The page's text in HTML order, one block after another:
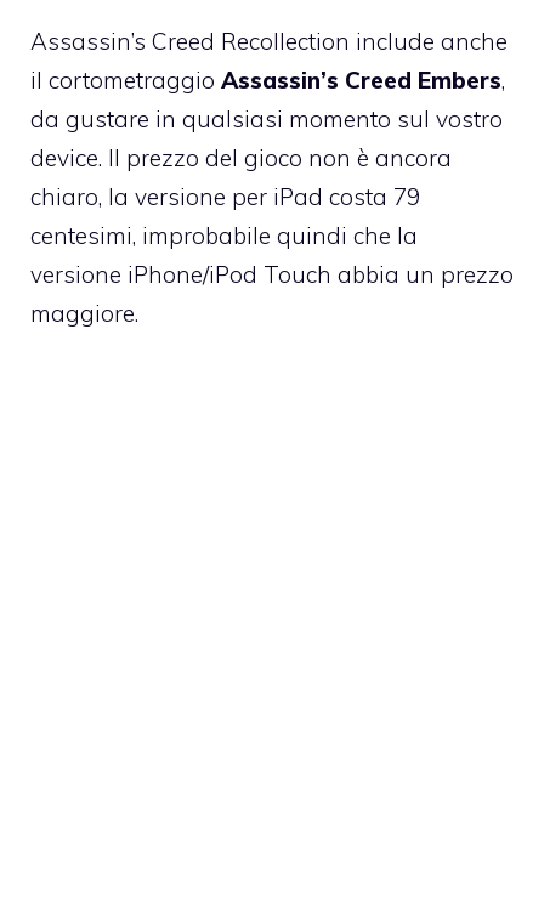
Assassin’s Creed Recollection include anche
il cortometraggio Assassin’s Creed Embers,
da gustare in qualsiasi momento sul vostro
device. Il prezzo del gioco non è ancora
chiaro, la versione per iPad costa 79
centesimi, improbabile quindi che la
versione iPhone/iPod Touch abbia un prezzo
maggiore.